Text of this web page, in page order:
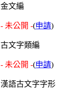
金文編
- 未公開 -(申請)
古文字類編
- 未公開 -(申請)
漢語古文字字形